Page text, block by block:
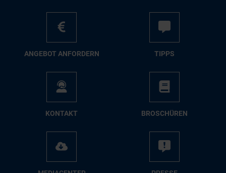
AN­GE­BOT AN­FOR­DERN TIPPS
KON­TAKT BRO­SCHÜ­REN